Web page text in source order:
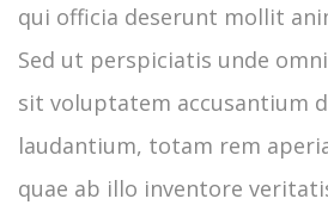
qui officia deserunt mollit
Sed ut perspiciatis unde
sit voluptatem accusantium
laudantium, totam rem
quae ab illo inventore